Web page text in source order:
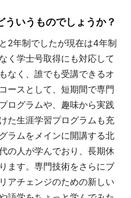
いうものでしょうか？
2年制でしたが現在は4年制
く学士号取得にも対応して
なく、誰でも受講できるオ
ースとして、短期間で専門
ログラムや、趣味から実践
た生涯学習プログラムも充
ラムをメインに開講する北
の人が学んでおり、長期休
ます。専門技術をさらにブ
アチェンジのための新しい